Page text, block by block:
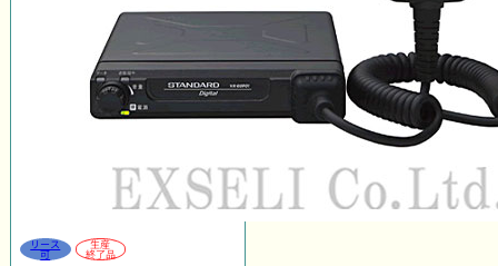
リース
可
生産
終了品